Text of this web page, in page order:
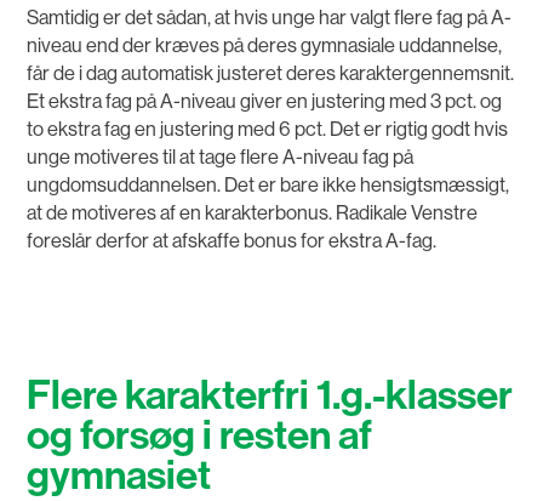
Samtidig er det sådan, at hvis unge har valgt flere fag på A-
niveau end der kræves på deres gymnasiale uddannelse,
får de i dag automatisk justeret deres karaktergennemsnit.
Et ekstra fag på A-niveau giver en justering med 3 pct. og
to ekstra fag en justering med 6 pct. Det er rigtig godt hvis
unge motiveres til at tage flere A-niveau fag på
ungdomsuddannelsen. Det er bare ikke hensigtsmæssigt,
at de motiveres af en karakterbonus. Radikale Venstre
foreslår derfor at afskaffe bonus for ekstra A-fag.
Flere karakterfri 1.g.-klasser
og forsøg i resten af
gymnasiet